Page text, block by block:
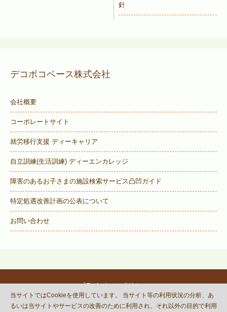
針
デコボコベース株式会社
会社概要
コーポレートサイト
就労移行支援 ディーキャリア
自立訓練(生活訓練) ディーエンカレッジ
障害のあるお子さまの施設検索サービス凸凹ガイド
特定処遇改善計画の公表について
お問い合わせ
プライバシーポリシー
© DECOBOCO BASE Co.,Ltd.
当サイトではCookieを使用しています。 当サイト等の利用状況の分析、あ
るいは当サイトやサービスの改善のために利用され、それ以外の目的で利用